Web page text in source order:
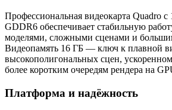
Профессиональная видеокарта Quadro
GDDR6 обеспечивает стабильную
моделями, сложными сценами и
Видеопамять 16 ГБ — ключ к плавной
высокополигональных сцен,
более коротким очередям рендера на
Платформа и надёжность